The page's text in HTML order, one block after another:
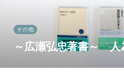
その他
～広瀬弘忠著書～ 人